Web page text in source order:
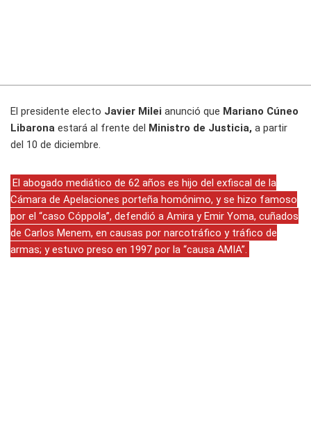
El presidente electo Javier Milei anunció que Mariano Cúneo
Libarona estará al frente del Ministro de Justicia, a partir
del 10 de diciembre.
El abogado mediático de 62 años es hijo del exfiscal de la
Cámara de Apelaciones porteña homónimo, y se hizo famoso
por el “caso Cóppola”, defendió a Amira y Emir Yoma, cuñados
de Carlos Menem, en causas por narcotráfico y tráfico de
armas; y estuvo preso en 1997 por la “causa AMIA”.